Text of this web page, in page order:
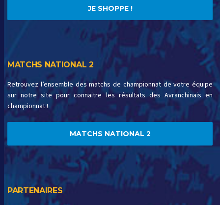
JE SHOPPE !
MATCHS NATIONAL 2
Retrouvez l’ensemble des matchs de championnat de votre équipe
sur notre site pour connaitre les résultats des Avranchinais en
championnat !
MATCHS NATIONAL 2
PARTENAIRES